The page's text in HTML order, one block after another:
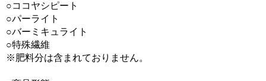
○ココヤシピート
○パーライト
○バーミキュライト
○特殊繊維
※肥料分は含まれておりません。